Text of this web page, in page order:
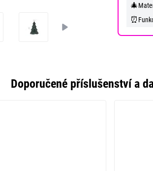
🎄
⏰
Doporučené příslušenství a